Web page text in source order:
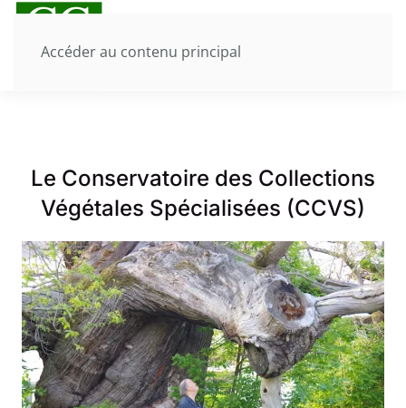
Accéder au contenu principal
Le Conservatoire des Collections
Végétales Spécialisées (CCVS)